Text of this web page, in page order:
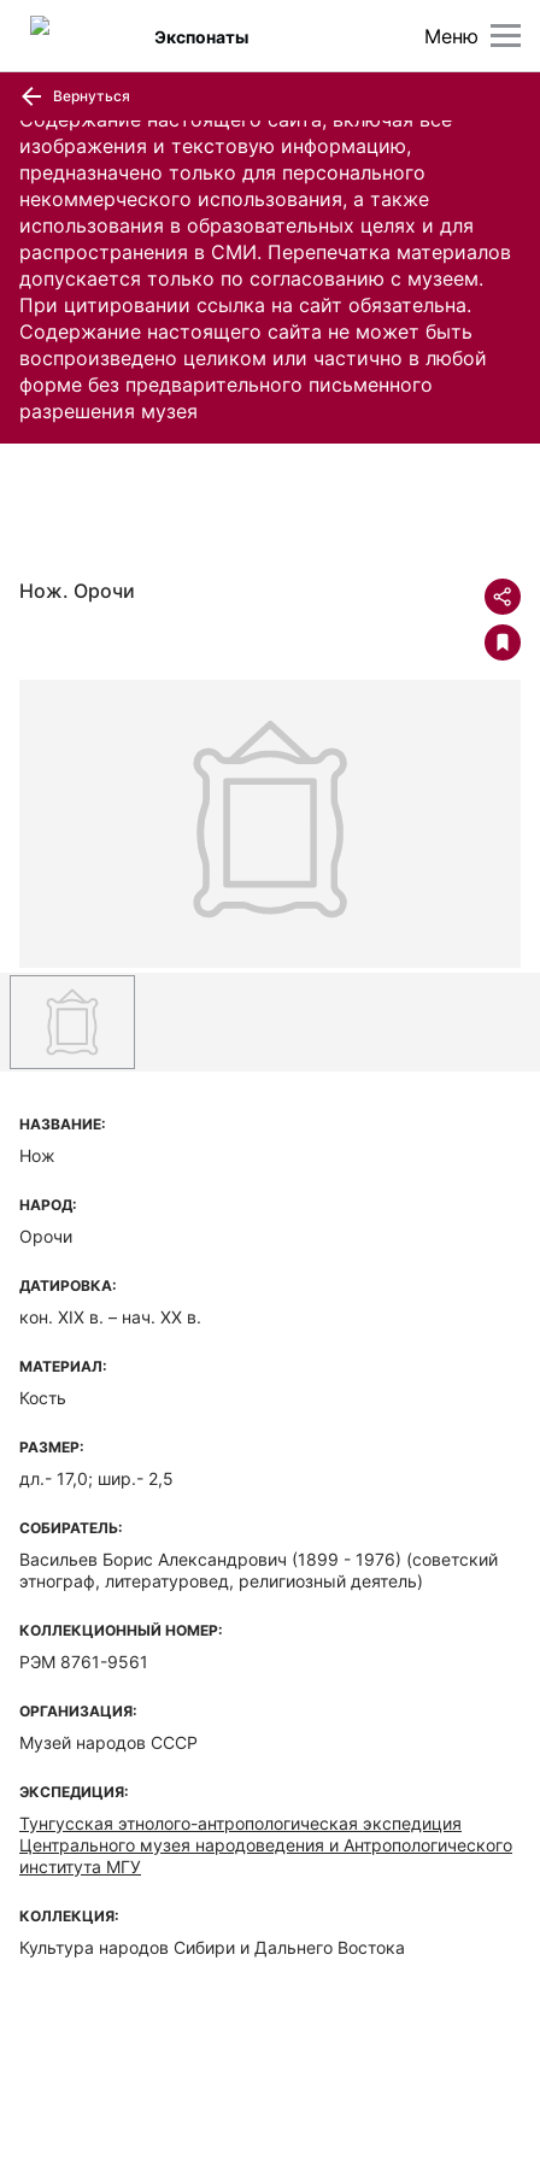
Содержание настоящего сайта, включая все
изображения и текстовую информацию,
предназначено только для персонального
некоммерческого использования, а также
использования в образовательных целях и для
распространения в СМИ. Перепечатка материалов
допускается только по согласованию с музеем.
При цитировании ссылка на сайт обязательна.
Содержание настоящего сайта не может быть
воспроизведено целиком или частично в любой
форме без предварительного письменного
разрешения музея
Меню
Экспонаты
Вернуться
Нож. Орочи
НАЗВАНИЕ:
Нож
НАРОД:
Орочи
ДАТИРОВКА:
кон. XIX в. – нач. XX в.
МАТЕРИАЛ:
Кость
РАЗМЕР:
дл.- 17,0; шир.- 2,5
СОБИРАТЕЛЬ:
Васильев Борис Александрович (1899 - 1976) (советский
этнограф, литературовед, религиозный деятель)
КОЛЛЕКЦИОННЫЙ НОМЕР:
РЭМ 8761-9561
ОРГАНИЗАЦИЯ:
Музей народов СССР
ЭКСПЕДИЦИЯ:
Тунгусская этнолого-антропологическая экспедиция
Центрального музея народоведения и Антропологического
института МГУ
КОЛЛЕКЦИЯ:
Культура народов Сибири и Дальнего Востока